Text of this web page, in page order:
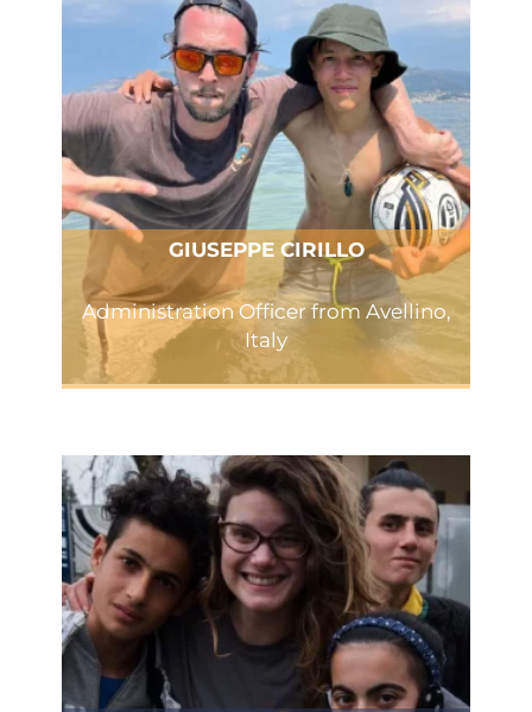
GIUSEPPE CIRILLO
Administration Officer from Avellino,
Italy